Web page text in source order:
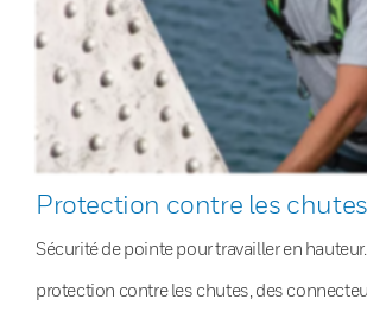
Protection contre les chutes
Sécurité de pointe pour travailler en
protection contre les chutes, des